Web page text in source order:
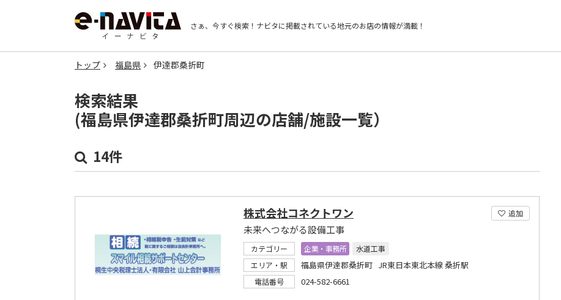
さぁ、今すぐ検索！ ナビタに掲載されている地元のお店の情報が満載！
トップ 福島県 伊達郡桑折町
検索結果
(福島県伊達郡桑折町周辺の店舗/施設一覧）
14件
追加
株式会社コネクトワン
未来へつながる設備工事
カテゴリー 企業・事務所
水道工事
エリア・駅
福島県伊達郡桑折町 JR東日本東北本線 桑折駅
電話番号 024-582-6661